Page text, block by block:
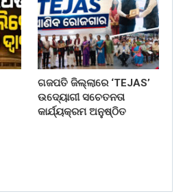
ଗଜପତି ଜିଲ୍ଲାରେ ‘TEJAS’
ଉଦ୍ୟୋଗୀ ସଚେତନତା
କାର୍ଯ୍ୟକ୍ରମ ଅନୁଷ୍ଠିତ